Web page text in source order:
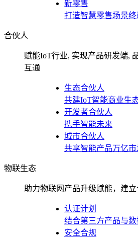
新零售
打造智慧零售场景终
合伙人
赋能IoT行业, 实现产品研发端,
互通
生态合伙人
共建IoT智能商业生
开发者合伙人
携手智能未来
城市合伙人
共享智能产品万亿市
物联生态
助力物联网产品升级赋能，建
认证计划
结合第三方产品与
安全合规